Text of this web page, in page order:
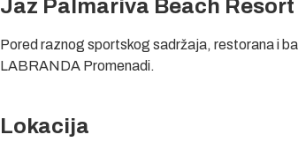
Jaz Palmariva Beach
Pored raznog sportskog sadržaja, restorana i
LABRANDA Promenadi.
Lokacija